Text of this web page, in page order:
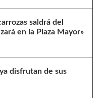
saldrá del
en la Plaza Mayor»
disfrutan de sus